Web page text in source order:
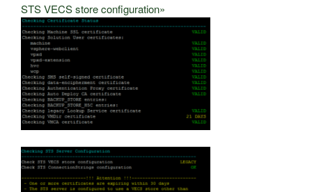
STS VECS store configuration»